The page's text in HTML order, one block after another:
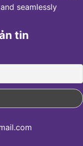
seamlessly
tin